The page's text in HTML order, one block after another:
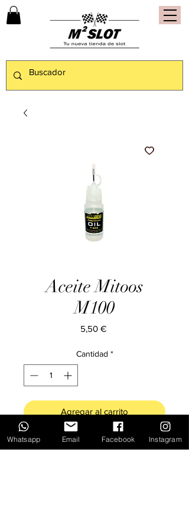
Aceite Mitoos
M100
5,50 €Precio
Cantidad *
Agregar al carrito
Aceite lubricante Mittos
Whatsapp Email Facebook Instagram